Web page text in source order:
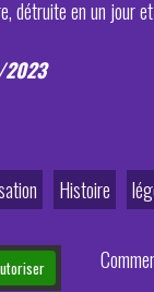
détruite en un jour
Histoire